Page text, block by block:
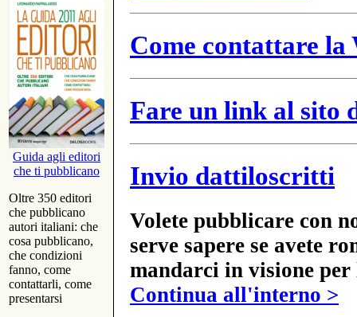
Guida agli editori
che ti pubblicano
Oltre 350 editori
che pubblicano
autori italiani: che
cosa pubblicano,
che condizioni
fanno, come
contattarli, come
presentarsi
Come contattare
Fare un link al sito
Invio dattiloscritti
Volete pubblicare con
serve sapere se avete
mandarci in visione
Continua all'interno >